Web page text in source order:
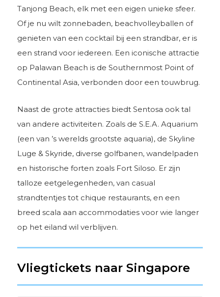
Tanjong Beach, elk met een eigen unieke sfeer.
Of je nu wilt zonnebaden, beachvolleyballen of
genieten van een cocktail bij een strandbar, er is
een strand voor iedereen. Een iconische attractie
op Palawan Beach is de Southernmost Point of
Continental Asia, verbonden door een touwbrug.
Naast de grote attracties biedt Sentosa ook tal
van andere activiteiten. Zoals de S.E.A. Aquarium
(een van ’s werelds grootste aquaria), de Skyline
Luge & Skyride, diverse golfbanen, wandelpaden
en historische forten zoals Fort Siloso. Er zijn
talloze eetgelegenheden, van casual
strandtentjes tot chique restaurants, en een
breed scala aan accommodaties voor wie langer
op het eiland wil verblijven.
Vliegtickets naar Singapore